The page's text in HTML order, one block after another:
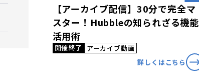
【アーカイブ配信】30分で完全マ
スター！Hubbleの知られざる機能
活用術
開催終了
アーカイブ動画
詳しくはこちら